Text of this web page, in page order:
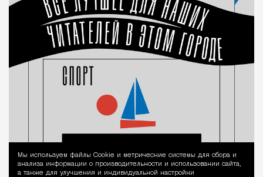
Уведомление
Мы используем файлы Сookie и метрические системы для сбора и
анализа информации о производительности и использовании сайта,
а также для улучшения и индивидуальной настройки